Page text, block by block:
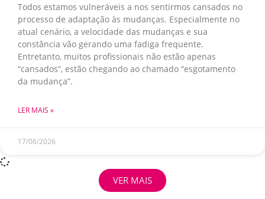
Todos estamos vulneráveis a nos sentirmos cansados no
processo de adaptação às mudanças. Especialmente no
atual cenário, a velocidade das mudanças e sua
constância vão gerando uma fadiga frequente.
Entretanto, muitos profissionais não estão apenas
“cansados”, estão chegando ao chamado “esgotamento
da mudança”.
LER MAIS »
17/06/2026
VER MAIS